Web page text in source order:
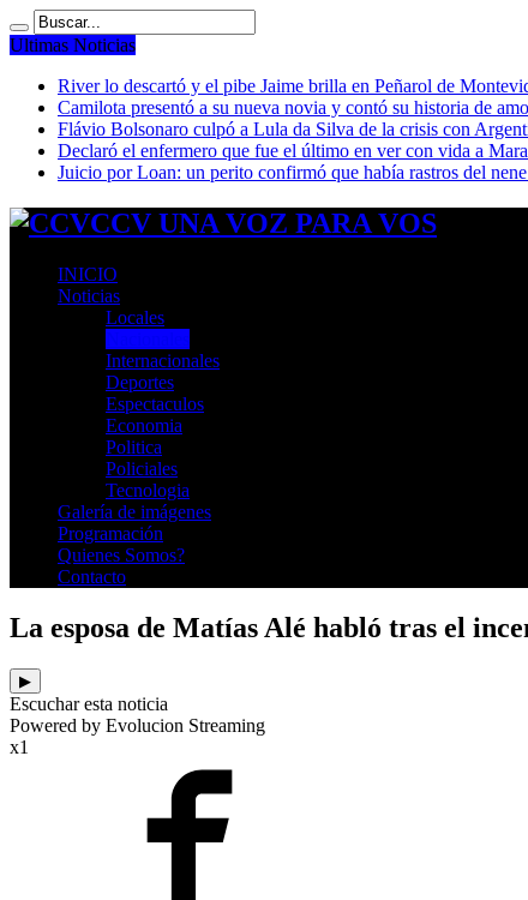
Ultimas Noticias
River lo descartó y el pibe Jaime brilla en Peñarol de
Camilota presentó a su nueva novia y contó su historia de
Flávio Bolsonaro culpó a Lula da Silva de la crisis con
Declaró el enfermero que fue el último en ver con vida a
Juicio por Loan: un perito confirmó que había rastros del
CCV UNA VOZ PARA VOS
INICIO
Noticias
Locales
Internacionales
Deportes
Espectaculos
Economia
Politica
Policiales
Tecnologia
Galería de imágenes
Programación
Quienes Somos?
Contacto
La esposa de Matías Alé habló tras el
▶
Escuchar esta noticia
Powered by Evolucion Streaming
x1